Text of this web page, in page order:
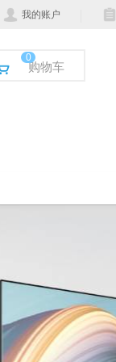
我的账户
购物车
0